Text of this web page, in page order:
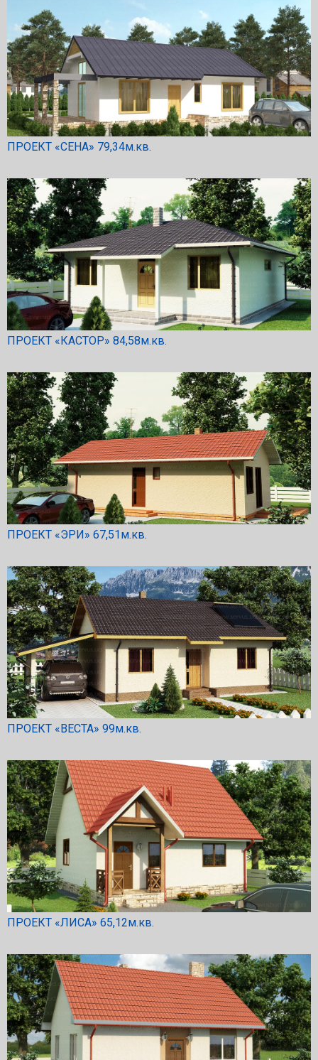
ПРОЕКТ «СЕНА» 79,34м.кв.
ПРОЕКТ «КАСТОР» 84,58м.кв.
ПРОЕКТ «ЭРИ» 67,51м.кв.
ПРОЕКТ «ВЕСТА» 99м.кв.
ПРОЕКТ «ЛИСА» 65,12м.кв.